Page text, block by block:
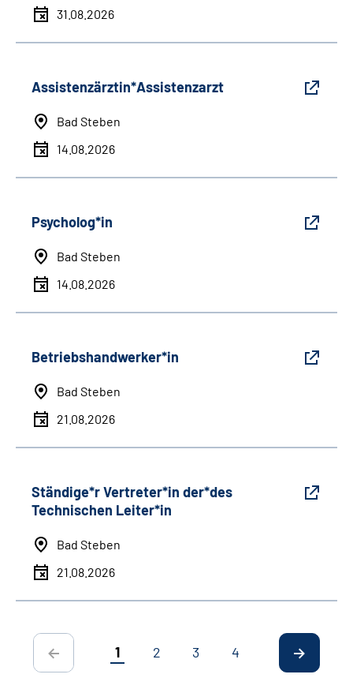
31.08.2026
Assistenzärztin*Assistenzarzt
Bad Steben
14.08.2026
Psycholog*in
Bad Steben
14.08.2026
Betriebshandwerker*in
Bad Steben
21.08.2026
Ständige*r Vertreter*in der*des
Technischen Leiter*in
Bad Steben
21.08.2026
1 2 3 4